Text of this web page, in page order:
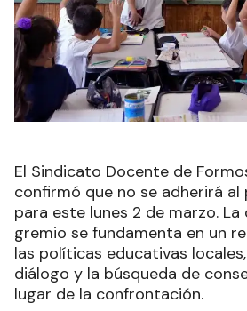
El Sindicato Docente de
confirmó que no se adherirá
para este lunes 2 de marzo.
gremio se fundamenta en un
las políticas educativas
diálogo y la búsqueda de
lugar de la confrontación.